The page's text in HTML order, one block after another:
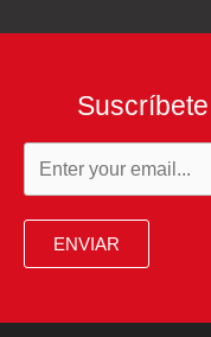
ENVIAR